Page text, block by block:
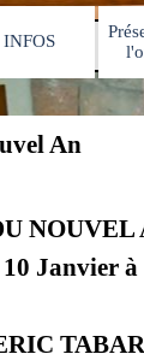
INFOS
An
NOUVEL
Janvier à